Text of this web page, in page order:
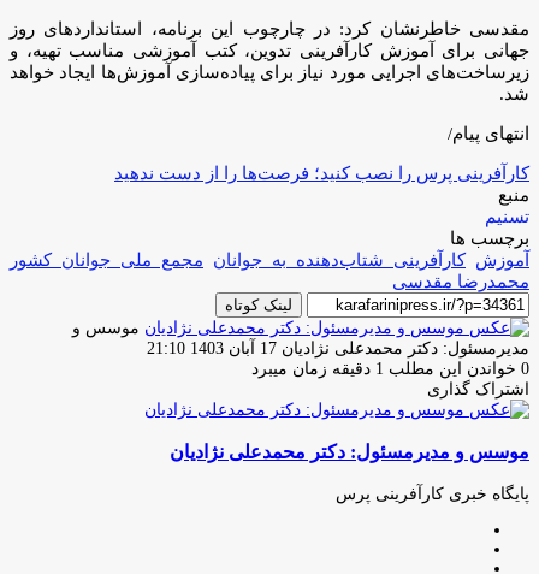
مقدسی خاطرنشان کرد: در چارچوب این برنامه، استانداردهای روز
جهانی برای آموزش کارآفرینی تدوین، کتب آموزشی مناسب تهیه، و
زیرساخت‌های اجرایی مورد نیاز برای پیاده‌سازی آموزش‌ها ایجاد خواهد
شد.
انتهای پیام/
کارآفرینی پرس را نصب کنید؛ فرصت‌ها را از دست ندهید
منبع
تسنیم
برچسب ها
آموزش کارآفرینی شتاب‌دهنده به جوانان
مجمع ملی جوانان کشور
محمدرضا مقدسی
لینک کوتاه
موسس و
مدیرمسئول: دکتر محمدعلی نژادیان ارسال
ایمیل
17 آبان 1403 21:10
0 خواندن این مطلب 1 دقیقه زمان میبرد
اشتراک گذاری
فیس
توئیتر
لینکدین
واتس
تلگرام
اشتراک
از
ایمیل
چاپ
موسس و مدیرمسئول: دکتر محمدعلی نژادیان
پایگاه خبری کارآفرینی پرس